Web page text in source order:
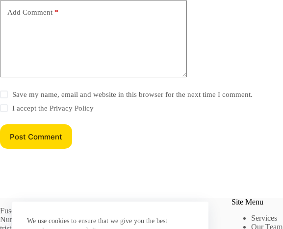
We use cookies to ensure that we give you the best
Add Comment *
Save my name, email and website in this browser for the next time I comment.
I accept thePrivacy Policy
Post Comment
Fusce dignissim blandit justo, eget elementum risus tristique.
Nunc lacus lacus, sit amet accumsan est pulvinar non praesent
Site Menu
Services
Our Team